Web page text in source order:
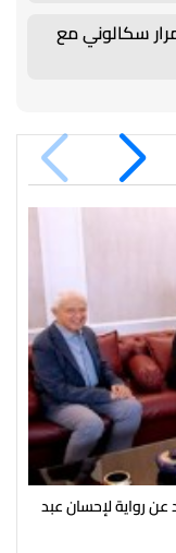
سكالوني مع
عن رواية لإحسان عبد